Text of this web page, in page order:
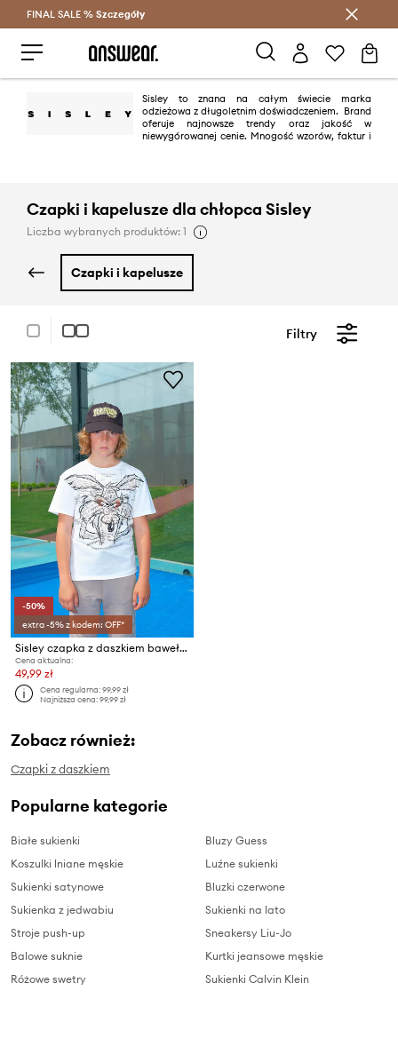
Oszczędzaj z Answear Club >
FINAL SALE % Szczegóły
Sisley to znana na całym świecie marka
odzieżowa z długoletnim doświadczeniem. Brand
oferuje najnowsze trendy oraz jakość w
niewygórowanej cenie. Mnogość wzorów, faktur i
Czapki i kapelusze dla chłopca Sisley
Liczba wybranych produktów: 1
czapki i kapelusze
Filtry
-50%
extra -5% z kodem: OFF*
Sisley czapka z daszkiem bawełniana dziecięca
Cena aktualna:
49,99 zł
Cena regularna:99,99 zł
Najniższa cena:99,99 zł
Zobacz również:
Czapki z daszkiem
Popularne kategorie
Białe sukienki
Koszulki lniane męskie
Sukienki satynowe
Sukienka z jedwabiu
Stroje push-up
Balowe suknie
Różowe swetry
Bluzy Guess
Luźne sukienki
Bluzki czerwone
Sukienki na lato
Sneakersy Liu-Jo
Kurtki jeansowe męskie
Sukienki Calvin Klein